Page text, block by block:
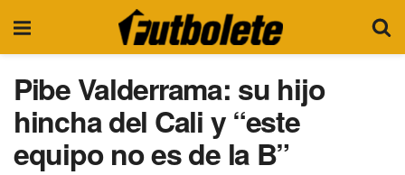
Pibe Valderrama: su hijo
hincha del Cali y “este
equipo no es de la B”